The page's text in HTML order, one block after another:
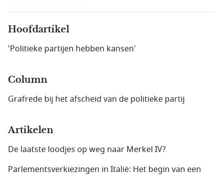
Hoofdartikel
'Politieke partijen hebben kansen'
Column
Grafrede bij het afscheid van de politieke partij
Artikelen
De laatste loodjes op weg naar Merkel IV?
Parlementsverkiezingen in Italië: Het begin van een